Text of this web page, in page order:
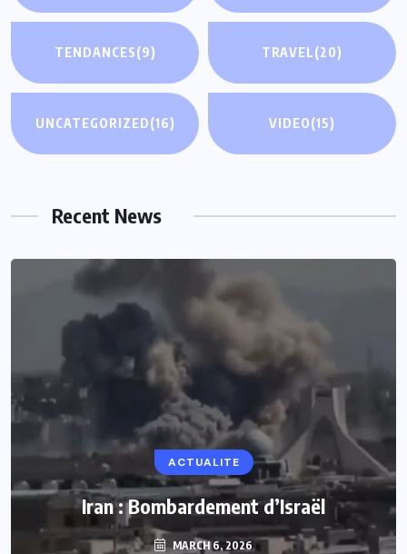
TENDANCES(9) TRAVEL(20)
UNCATEGORIZED(16) VIDEO(15)
Recent News
ACTUALITE
Iran : Bombardement d’Israël
MARCH 6, 2026